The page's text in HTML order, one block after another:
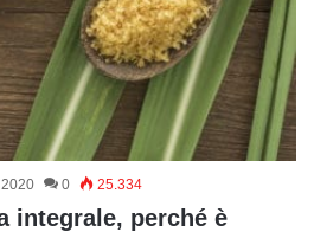
0 25.334
integrale, perché è